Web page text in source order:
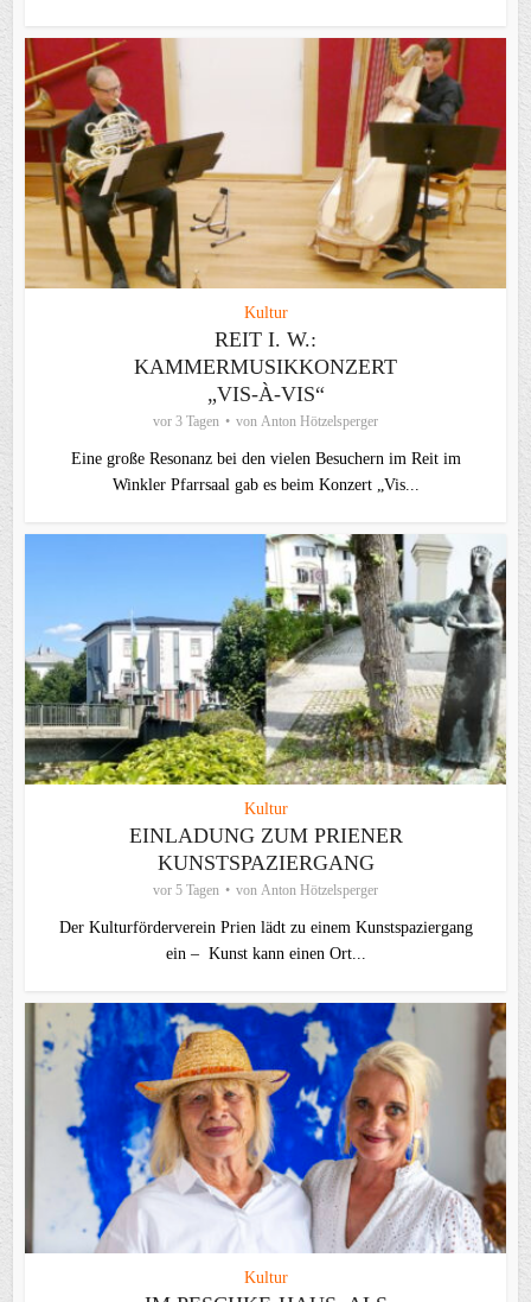
Kultur
REIT I. W.:
KAMMERMUSIKKONZERT
„VIS-À-VIS“
vor 3 Tagen von Anton Hötzelsperger
Eine große Resonanz bei den vielen Besuchern im Reit im
Winkler Pfarrsaal gab es beim Konzert „Vis...
Kultur
EINLADUNG ZUM PRIENER
KUNSTSPAZIERGANG
vor 5 Tagen von Anton Hötzelsperger
Der Kulturförderverein Prien lädt zu einem Kunstspaziergang
ein – Kunst kann einen Ort...
Kultur